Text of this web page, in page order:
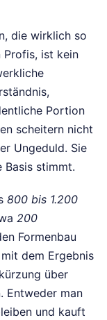
die wirklich so
ist kein
Portion
scheitern nicht
Ungeduld. Sie
Basis stimmt.
800 bis 1.200
200
Formenbau
dem Ergebnis
über
Entweder man
und kauft